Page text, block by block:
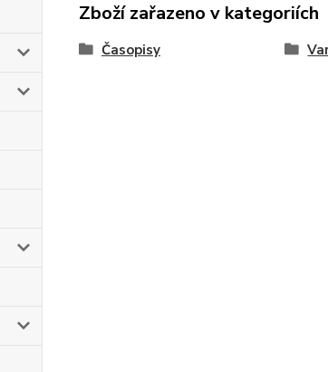
Zboží zařazeno v kategoriích
Časopisy